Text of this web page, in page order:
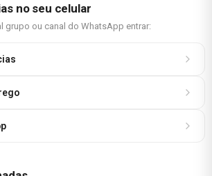
no seu celular
grupo ou canal do WhatsApp entrar: